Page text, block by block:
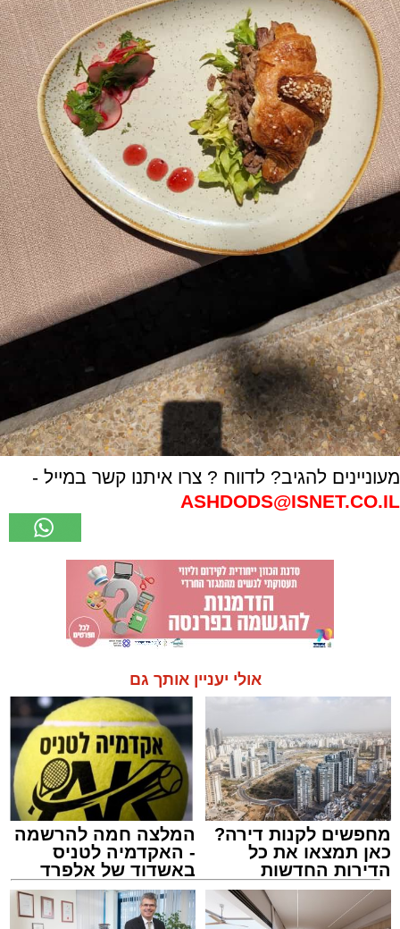
מעוניינים להגיב? לדווח ? צרו איתנו קשר במייל -
ASHDODS@ISNET.CO.IL
אולי יעניין אותך גם
מחפשים לקנות דירה?
כאן תמצאו את כל
הדירות החדשות
למכירה באשדוד >>>
המלצה חמה להרשמה
- האקדמיה לטניס
באשדוד של אלפרד
קריאולנסקי - לילדים